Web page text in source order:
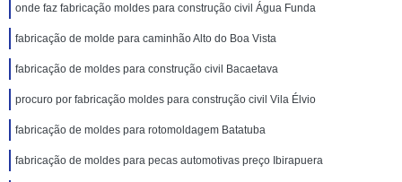
onde faz fabricação moldes para construção civil Água Funda
fabricação de molde para caminhão Alto do Boa Vista
fabricação de moldes para construção civil Bacaetava
procuro por fabricação moldes para construção civil Vila Élvio
fabricação de moldes para rotomoldagem Batatuba
fabricação de moldes para pecas automotivas preço Ibirapuera